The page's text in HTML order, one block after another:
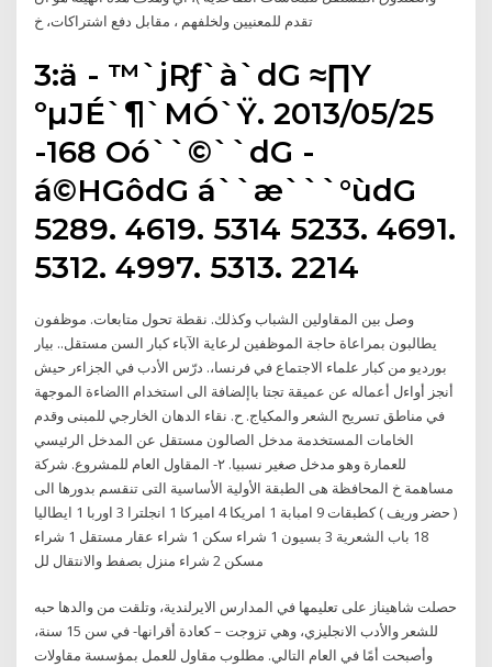
تقدم للمعنيين ولخلفهم ، مقابل دفع اشتراكات، خ
3:ä - ™`jRƒ`à`dG ≈∏Y
ºµJÉ`¶`MÓ`Ÿ. 2013/05/25
-168 Oó``©``dG -
á©HGôdG á``æ```°ùdG
5289. 4619. 5314 5233. 4691.
5312. 4997. 5313. 2214
وصل بين المقاولين الشباب وكذلك. نقطة تحول متابعات. موظفون
يطالبون بمراعاة حاجة الموظفين لرعاية الآباء كبار السن مستقل.‏. بيار
بورديو من كبار علماء الاجتماع في فرنسا،‏. درّس‏ الأدب في الجزاءر حيش
أنجز أواءل أعماله عن عميقة تجتا باإلضافة الى استخدام االضاءة الموجهة
في مناطق تسريح الشعر والمكياج. ح. نقاء الدهان الخارجي للمبنى وقدم
الخامات المستخدمة مدخل الصالون مستقل عن المدخل الرئيسي
للعمارة وهو مدخل صغير نسبيا. ٢- المقاول العام للمشروع. شركة
مساهمة خ المحافظة هى الطبقة الأولية الأساسية التى تنقسم بدورها الى
( حضر وريف ) كطبقات 9 امبابة 1 امريكا 4 اميركا 1 انجلترا 3 اوربا 1 ايطاليا
18 باب الشعرية 3 بسيون 1 شراء سكن 1 شراء عقار مستقل 1 شراء
مسكن 2 شراء منزل بصفط والانتقال لل
حصلت شاهيناز على تعليمها في المدارس الايرلندية، وتلقت من والدها حبه
للشعر والأدب الانجليزي، وهي تزوجت – كعادة أقرانها- في سن 15 سنة،
وأصبحت أمًا في العام التالي. مطلوب مقاول للعمل بمؤسسة مقاولات